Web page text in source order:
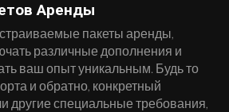
Аренды
пакеты аренды,
различные дополнения и
ваш опыт уникальным. Будь то
и обратно, конкретный
другие специальные требования,